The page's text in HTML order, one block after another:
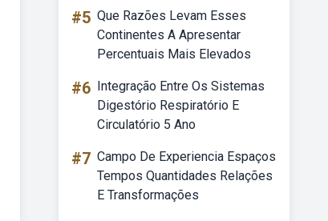
#5 Que Razões Levam Esses
Continentes A Apresentar
Percentuais Mais Elevados
#6 Integração Entre Os Sistemas
Digestório Respiratório E
Circulatório 5 Ano
#7 Campo De Experiencia Espaços
Tempos Quantidades Relações
E Transformações